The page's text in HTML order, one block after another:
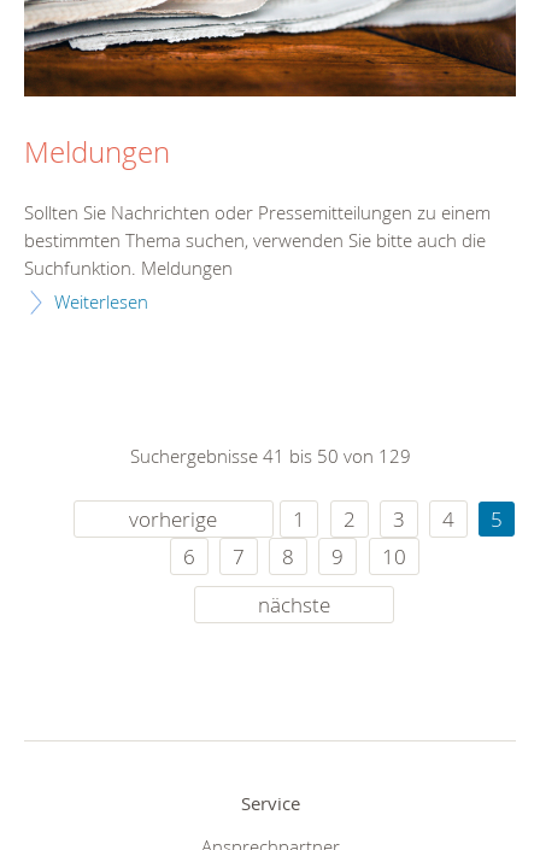
Meldungen
Sollten Sie Nachrichten oder Pressemitteilungen zu einem
bestimmten Thema suchen, verwenden Sie bitte auch die
Suchfunktion. Meldungen
Weiterlesen
Suchergebnisse 41 bis 50 von 129
vorherige 1 2 3 4
5
6
7 8 9
10
nächste
Service